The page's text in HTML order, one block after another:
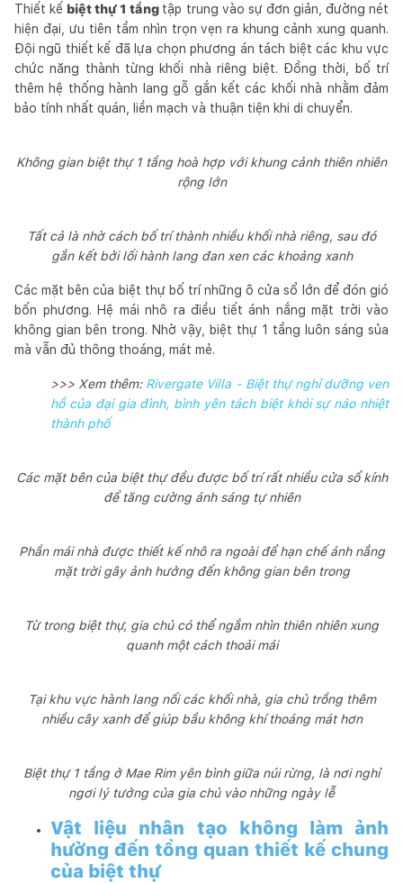
Thiết kế biệt thự 1 tầng tập trung vào sự đơn giản, đường nét
hiện đại, ưu tiên tầm nhìn trọn vẹn ra khung cảnh xung quanh.
Đội ngũ thiết kế đã lựa chọn phương án tách biệt các khu vực
chức năng thành từng khối nhà riêng biệt. Đồng thời, bố trí
thêm hệ thống hành lang gỗ gắn kết các khối nhà nhằm đảm
bảo tính nhất quán, liền mạch và thuận tiện khi di chuyển.
Không gian biệt thự 1 tầng hoà hợp với khung cảnh thiên nhiên
rộng lớn
Tất cả là nhờ cách bố trí thành nhiều khối nhà riêng, sau đó
gắn kết bởi lối hành lang đan xen các khoảng xanh
Các mặt bên của biệt thự bố trí những ô cửa sổ lớn để đón gió
bốn phương. Hệ mái nhô ra điều tiết ánh nắng mặt trời vào
không gian bên trong. Nhờ vậy, biệt thự 1 tầng luôn sáng sủa
mà vẫn đủ thông thoáng, mát mẻ.
>>> Xem thêm: Rivergate Villa - Biệt thự nghỉ dưỡng ven
hồ của đại gia đình, bình yên tách biệt khỏi sự náo nhiệt
thành phố
Các mặt bên của biệt thự đều được bố trí rất nhiều cửa sổ kính
để tăng cường ánh sáng tự nhiên
Phần mái nhà được thiết kế nhô ra ngoài để hạn chế ánh nắng
mặt trời gây ảnh hưởng đến không gian bên trong
Từ trong biệt thự, gia chủ có thể ngắm nhìn thiên nhiên xung
quanh một cách thoải mái
Tại khu vực hành lang nối các khối nhà, gia chủ trồng thêm
nhiều cây xanh để giúp bầu không khí thoáng mát hơn
Biệt thự 1 tầng ở Mae Rim yên bình giữa núi rừng, là nơi nghỉ
ngơi lý tưởng của gia chủ vào những ngày lễ
Vật liệu nhân tạo không làm ảnh
hưởng đến tổng quan thiết kế chung
của biệt thự